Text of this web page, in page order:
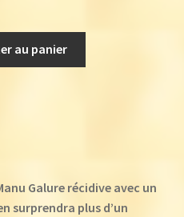
au panier
Galure récidive avec un
surprendra plus d’un